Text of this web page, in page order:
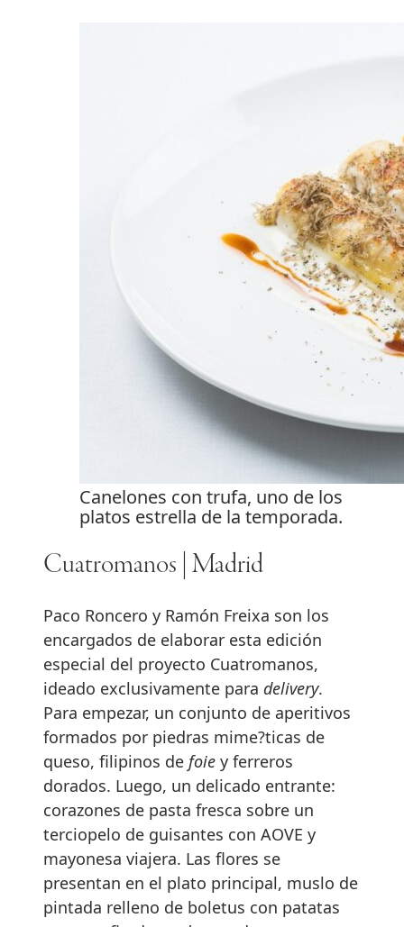
Canelones con trufa, uno de los
platos estrella de la temporada.
Cuatromanos | Madrid
Paco Roncero y Ramón Freixa son los
encargados de elaborar esta edición
especial del proyecto Cuatromanos,
ideado exclusivamente para delivery.
Para empezar, un conjunto de aperitivos
formados por piedras mime?ticas de
queso, filipinos de foie y ferreros
dorados. Luego, un delicado entrante:
corazones de pasta fresca sobre un
terciopelo de guisantes con AOVE y
mayonesa viajera. Las flores se
presentan en el plato principal, muslo de
pintada relleno de boletus con patatas